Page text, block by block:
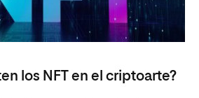
los NFT en el criptoarte?